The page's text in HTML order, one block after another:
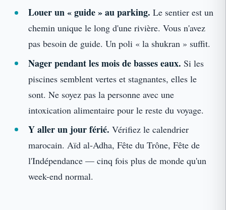
Louer un « guide » au parking. Le sentier est un
chemin unique le long d'une rivière. Vous n'avez
pas besoin de guide. Un poli « la shukran » suffit.
Nager pendant les mois de basses eaux. Si les
piscines semblent vertes et stagnantes, elles le
sont. Ne soyez pas la personne avec une
intoxication alimentaire pour le reste du voyage.
Y aller un jour férié. Vérifiez le calendrier
marocain. Aïd al-Adha, Fête du Trône, Fête de
l'Indépendance — cinq fois plus de monde qu'un
week-end normal.